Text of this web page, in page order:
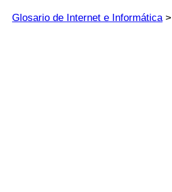
Glosario de Internet e Informática>